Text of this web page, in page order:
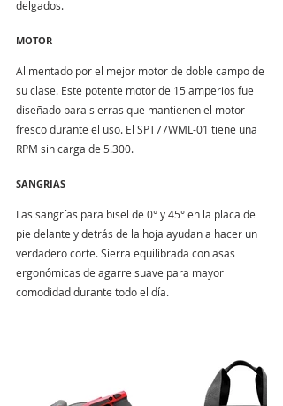
delgados.
MOTOR
Alimentado por el mejor motor de doble campo de
su clase. Este potente motor de 15 amperios fue
diseñado para sierras que mantienen el motor
fresco durante el uso. El SPT77WML-01 tiene una
RPM sin carga de 5.300.
SANGRIAS
Las sangrías para bisel de 0° y 45° en la placa de
pie delante y detrás de la hoja ayudan a hacer un
verdadero corte. Sierra equilibrada con asas
ergonómicas de agarre suave para mayor
comodidad durante todo el día.